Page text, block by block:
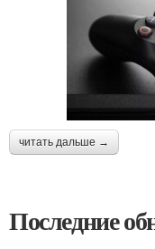
читать дальше →
Последние